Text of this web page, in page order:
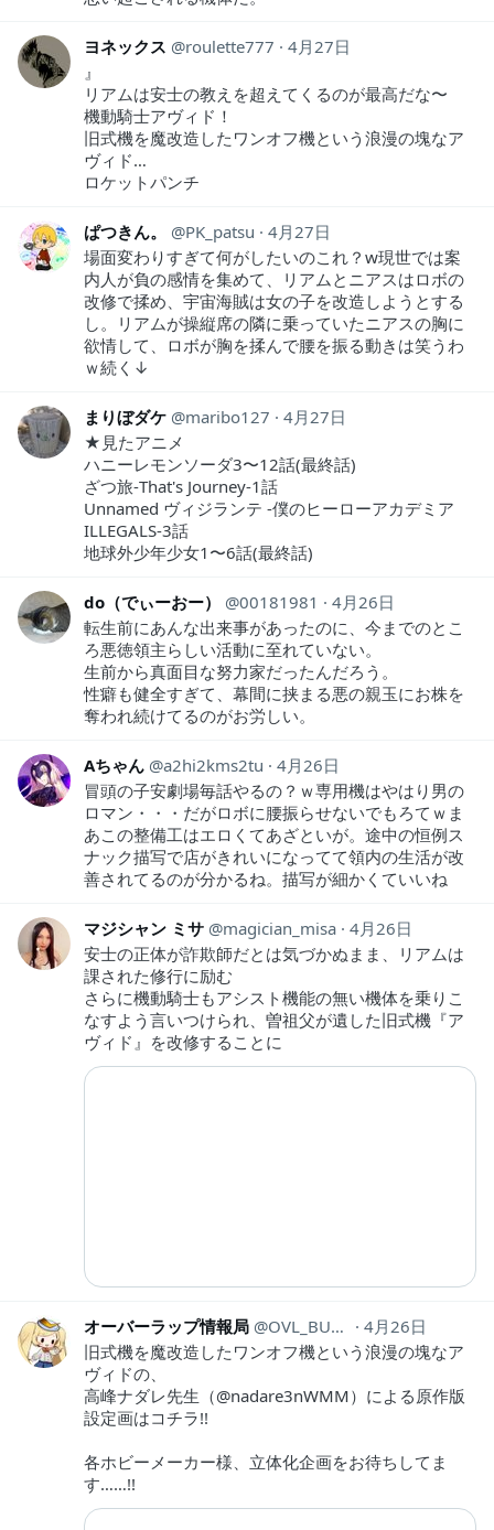
ヨネックス roulette777
4月27日
』
リアムは安士の教えを超えてくるのが最高だな〜
機動騎士アヴィド！
旧式機を魔改造したワンオフ機という浪漫の塊なア
ヴィド…
ロケットパンチ
ぱつきん。 PK_patsu
4月27日
場面変わりすぎて何がしたいのこれ？w現世では案
内人が負の感情を集めて、リアムとニアスはロボの
改修で揉め、宇宙海賊は女の子を改造しようとする
し。リアムが操縦席の隣に乗っていたニアスの胸に
欲情して、ロボが胸を揉んで腰を振る動きは笑うわ
ｗ続く↓
まりぼダケ maribo127
4月27日
★見たアニメ
ハニーレモンソーダ3〜12話(最終話)
ざつ旅-That's Journey-1話
Unnamed ヴィジランテ -僕のヒーローアカデミア
ILLEGALS-3話
地球外少年少女1〜6話(最終話)
do（でぃーおー） 00181981
4月26日
転生前にあんな出来事があったのに、今までのとこ
ろ悪徳領主らしい活動に至れていない。
生前から真面目な努力家だったんだろう。
性癖も健全すぎて、幕間に挟まる悪の親玉にお株を
奪われ続けてるのがお労しい。
Aちゃん a2hi2kms2tu
4月26日
冒頭の子安劇場毎話やるの？ｗ専用機はやはり男の
ロマン・・・だがロボに腰振らせないでもろてｗま
あこの整備工はエロくてあざといが。途中の恒例ス
ナック描写で店がきれいになってて領内の生活が改
善されてるのが分かるね。描写が細かくていいね
マジシャン ミサ magician_misa 4月26日
安士の正体が詐欺師だとは気づかぬまま、リアムは
課された修行に励む
さらに機動騎士もアシスト機能の無い機体を乗りこ
なすよう言いつけられ、曽祖父が遺した旧式機『ア
ヴィド』を改修することに
オーバーラップ情報局 OVL_BUNKO
4月26日
旧式機を魔改造したワンオフ機という浪漫の塊なア
ヴィドの、
高峰ナダレ先生（@nadare3nWMM）による原作版
設定画はコチラ!!
各ホビーメーカー様、立体化企画をお待ちしてま
す……!!